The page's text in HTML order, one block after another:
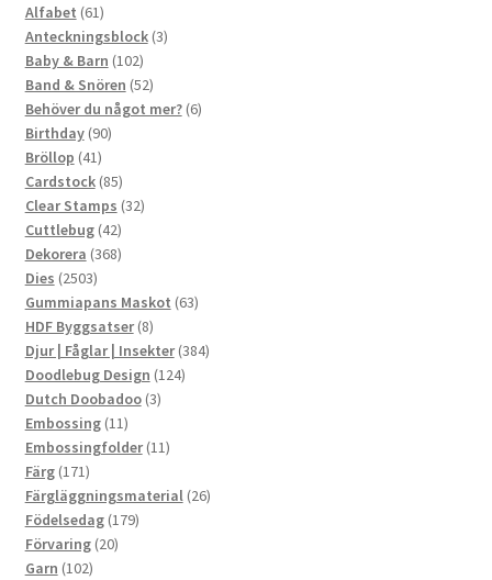
Alfabet 6161
produkter
Anteckningsblock 33
Baby & Barn 102102
produkter
Band & Snören 5252
produkter
Behöver du något mer? 66
Birthday 9090
Bröllop 4141
produkter
Cardstock 8585
produkter
Clear Stamps 3232
Cuttlebug 4242
produkter
Dekorera 368368
Dies 25032503
produkter
Gummiapans Maskot 6363
HDF Byggsatser 88
produkter
Djur | Fåglar | Insekter 384384
Doodlebug Design 124124
Dutch Doobadoo 33
Embossing 1111
produkter
Embossingfolder 1111
Färg 171171
produkter
Färgläggningsmaterial 2626
Födelsedag 179179
Förvaring 2020
Garn 102102